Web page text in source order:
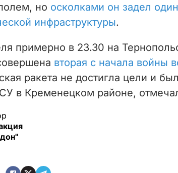
но осколками он задел
инфраструктуры.
примерно в 23.30 на
вторая с начала войны
ракета не достигла цели и
в Кременецком районе,